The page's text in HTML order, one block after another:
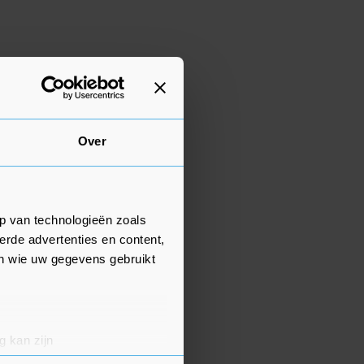
Over
van technologieën zoals
advertenties en content,
wie uw gegevens gebruikt
kan zijn